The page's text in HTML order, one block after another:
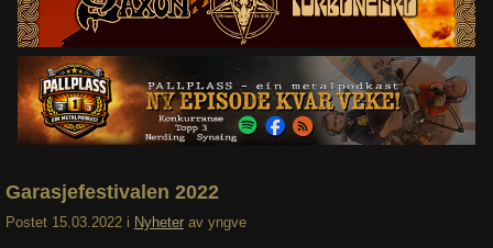
Intervjuer
Om oss
Abonner
Søk
Garasjefestivalen 2022
Postet 15.03.2022 i Nyheter av yngve